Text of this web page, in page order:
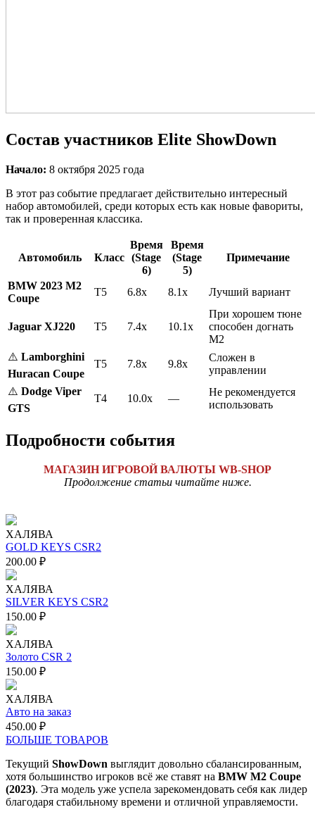
Состав участников Elite ShowDown
Начало: 8 октября 2025 года
В этот раз событие предлагает действительно интересный
набор автомобилей, среди которых есть как новые фавориты,
так и проверенная классика.
Автомобиль Класс
Время
(Stage
6)
Время
(Stage
5)
Примечание
BMW 2023 M2
Coupe
T5 6.8x 8.1x Лучший вариант
Jaguar XJ220 T5 7.4x 10.1x
При хорошем тюне
способен догнать
M2
⚠️ Lamborghini
Huracan Coupe
T5 7.8x 9.8x
Сложен в
управлении
⚠️ Dodge Viper
GTS
T4 10.0x —
Не рекомендуется
использовать
Подробности события
МАГАЗИН ИГРОВОЙ ВАЛЮТЫ WB-SHOP
Продолжение статьи читайте ниже.
ХАЛЯВА
GOLD KEYS CSR2
200.00 ₽
ХАЛЯВА
SILVER KEYS CSR2
150.00 ₽
ХАЛЯВА
Золото CSR 2
150.00 ₽
ХАЛЯВА
Авто на заказ
450.00 ₽
БОЛЬШЕ ТОВАРОВ
Текущий ShowDown выглядит довольно сбалансированным,
хотя большинство игроков всё же ставят на BMW M2 Coupe
(2023). Эта модель уже успела зарекомендовать себя как лидер
благодаря стабильному времени и отличной управляемости.